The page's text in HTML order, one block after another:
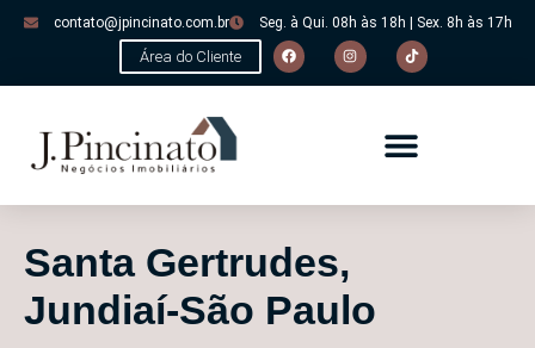
contato@jpincinato.com.br Seg. à Qui. 08h às 18h | Sex. 8h às 17h
Área do Cliente
Santa Gertrudes,
Jundiaí-São Paulo